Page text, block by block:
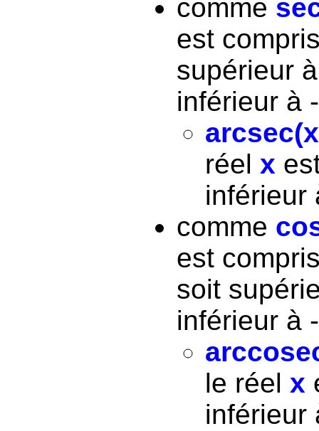
comme
est
supérieur
inférieur à
réel x
inférieur
comme
est
soit
inférieur à
le réel x
inférieur